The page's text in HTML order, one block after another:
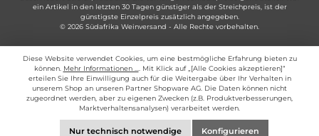
ein Artikel in den letzten 30 Tagen günstiger als der Streichpreis, ist der
günstigste Einzelpreis zusätzlich angegeben.
© 2026 Südafrika Weinversand - Alle Rechte vorbehalten.
Diese Website verwendet Cookies, um eine bestmögliche Erfahrung bieten zu
können. Mehr Informationen ...
. Mit Klick auf „[Alle Cookies akzeptieren]“
erteilen Sie Ihre Einwilligung auch für die Weitergabe über Ihr Verhalten in
unserem Shop an unseren Partner Shopware AG. Die Daten können nicht
zugeordnet werden, aber zu eigenen Zwecken (z.B. Produktverbesserungen,
Marktverhaltensanalysen) verarbeitet werden.
Nur technisch notwendige Konfigurieren